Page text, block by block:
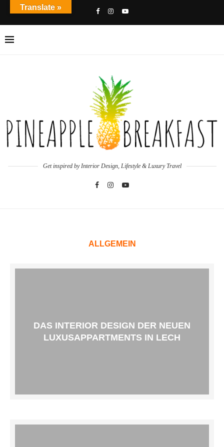
Get inspired by Interior Design, Lifestyle & Luxury Travel
ALLGEMEIN
DAS INTERIOR DESIGN DER NEUEN
LUXUSAPPARTMENTS IN LECH
Translate »